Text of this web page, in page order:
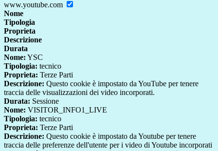
www.youtube.com
Nome
Tipologia
Proprieta
Descrizione
Durata
Nome: YSC
Tipologia: tecnico
Proprieta: Terze Parti
Descrizione: Questo cookie è impostato da YouTube per tenere
traccia delle visualizzazioni dei video incorporati.
Durata: Sessione
Nome: VISITOR_INFO1_LIVE
Tipologia: tecnico
Proprieta: Terze Parti
Descrizione: Questo cookie è impostato da Youtube per tenere
traccia delle preferenze dell'utente per i video di Youtube incorporati